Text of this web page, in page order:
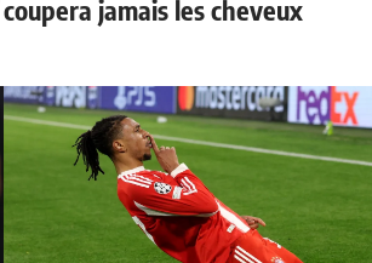
coupera jamais les cheveux